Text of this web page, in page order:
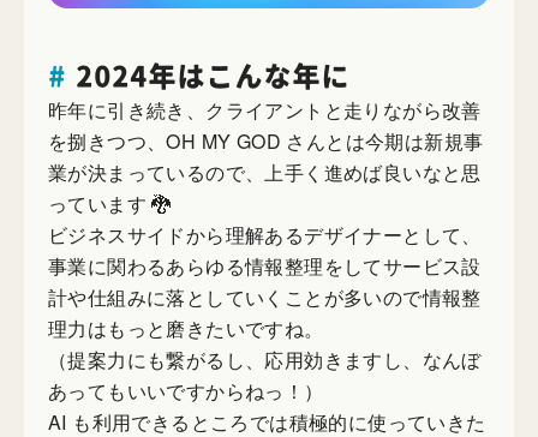
# 2024年はこんな年に
昨年に引き続き、クライアントと走りながら改善
を捌きつつ、OH MY GOD さんとは今期は新規事
業が決まっているので、上手く進めば良いなと思
っています 🐉
ビジネスサイドから理解あるデザイナーとして、
事業に関わるあらゆる情報整理をしてサービス設
計や仕組みに落としていくことが多いので情報整
理力はもっと磨きたいですね。
（提案力にも繋がるし、応用効きますし、なんぼ
あってもいいですからねっ！）
AI も利用できるところでは積極的に使っていきた